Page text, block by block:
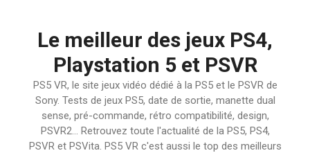
Le meilleur des jeux PS4,
Playstation 5 et PSVR
PS5 VR, le site jeux vidéo dédié à la PS5 et le PSVR de
Sony. Tests de jeux PS5, date de sortie, manette dual
sense, pré-commande, rétro compatibilité, design,
PSVR2… Retrouvez toute l'actualité de la PS5, PS4,
PSVR et PSVita. PS5 VR c'est aussi le top des meilleurs